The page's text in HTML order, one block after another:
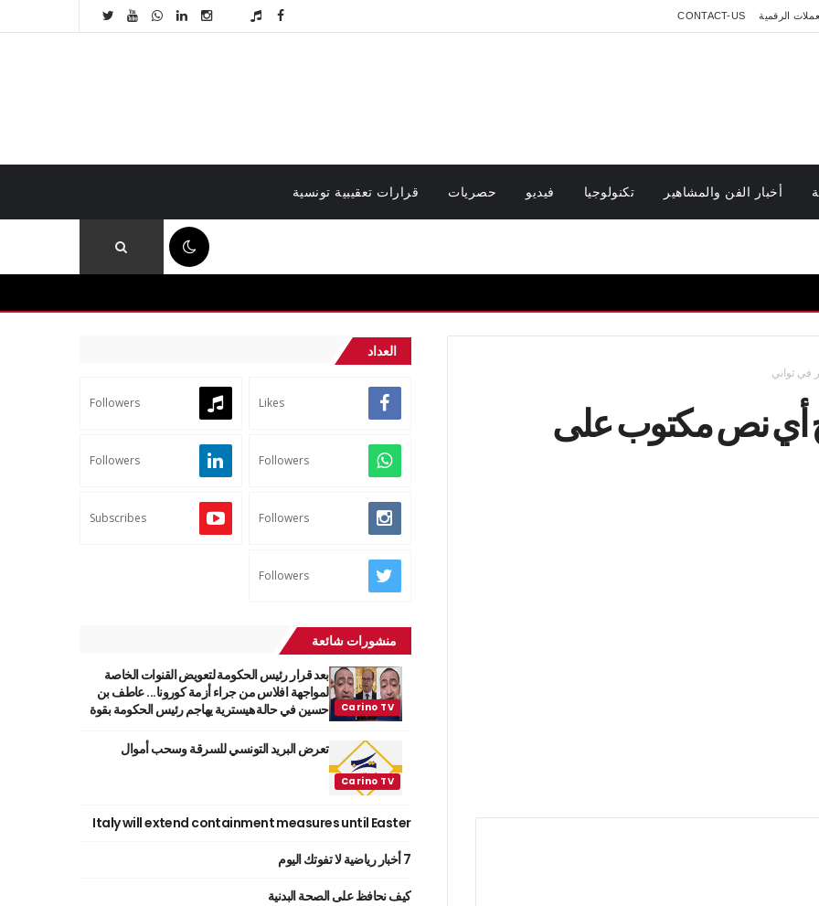
الرقمية CONTACT-US
أخبار الفن والمشاهير تكنولوجيا فيديو حصريات قرارات تعقيبية تونسية
في ثواني
أي نص مكتوب على
العداد
Likes
Followers
Followers
Followers
Followers
Subscribes
Followers
منشورات شائعة
بعد قرار رئيس الحكومة لتعويض القنوات الخاصة
لمواجهة افلاس من جراء أزمة كورونا... عاطف بن
حسين في حالة هيسترية يهاجم رئيس الحكومة بقوة
تعرض البريد التونسي للسرقة وسحب أموال
Italy will extend containment measures until Easter
7 أخبار رياضية لا تفوتك اليوم
كيف نحافظ على الصحة البدنية